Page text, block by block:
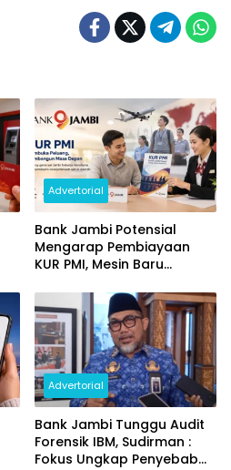
Advertorial
Bank Jambi Potensial
Mengarap Pembiayaan
KUR PMI, Mesin Baru
Daerah
Advertorial
Bank Jambi Tunggu Audit
Forensik IBM, Sudirman :
Fokus Ungkap Penyebab